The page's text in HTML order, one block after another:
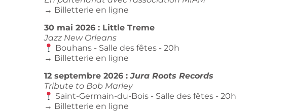
→ Billetterie en ligne
30 mai 2026 : Little Treme
Jazz New Orleans
Bouhans - Salle des fêtes - 20h
→ Billetterie en ligne
12 septembre 2026 :Jura Roots Records
Tribute to Bob Marley
Saint-Germain-du-Bois - Salle des fêtes - 20h
→ Billetterie en ligne